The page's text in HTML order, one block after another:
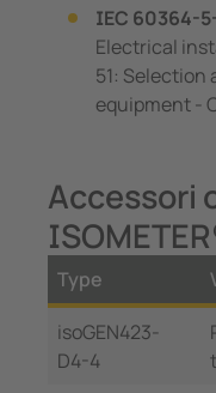
IEC 60364-
Electrical
51:
equipment -
Accessori
Type
isoGEN423-
D4-4